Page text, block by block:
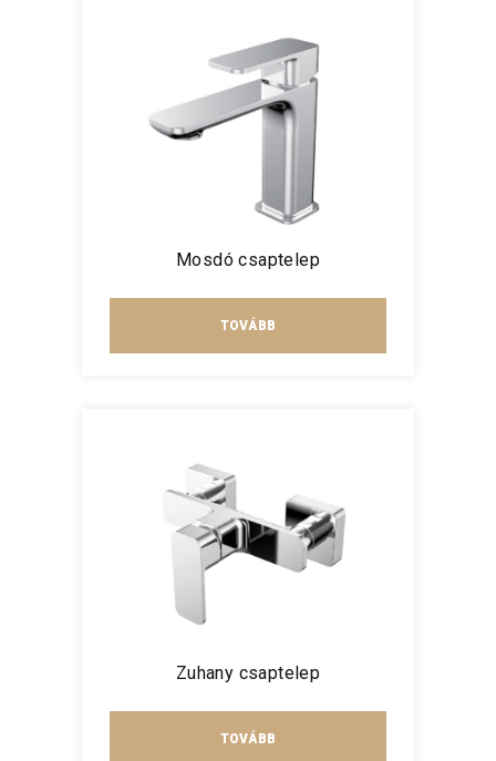
Mosdó csaptelep
TOVÁBB
Zuhany csaptelep
TOVÁBB